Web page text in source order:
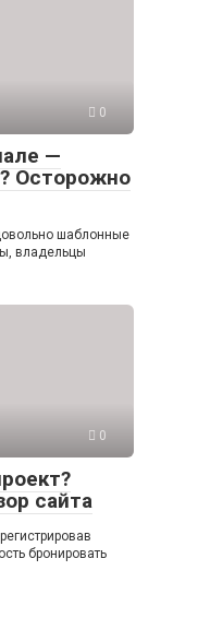
0
—
Осторожно
шаблонные
владельцы
0
сайта
бронировать